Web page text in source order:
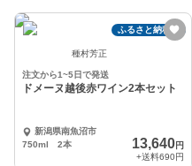
ふるさと納税可
種村芳正
注文から1~5日で発送
ドメーヌ越後赤ワイン2本セット
新潟県南魚沼市
750ml 2本
13,640円
+送料690円